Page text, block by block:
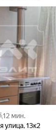
12 мин.
улица,13к2